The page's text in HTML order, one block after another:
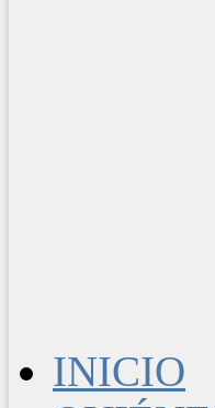
INICIO